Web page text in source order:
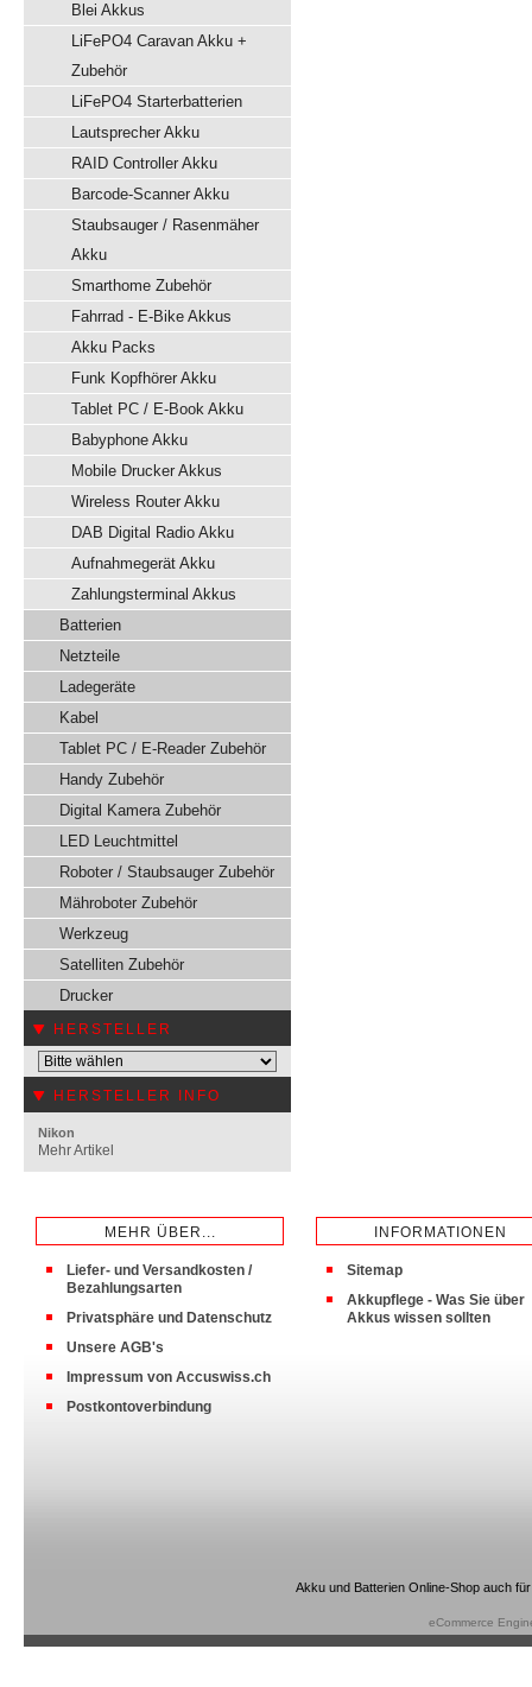
Blei Akkus
LiFePO4 Caravan Akku +
Zubehör
LiFePO4 Starterbatterien
Lautsprecher Akku
RAID Controller Akku
Barcode-Scanner Akku
Staubsauger / Rasenmäher
Akku
Smarthome Zubehör
Fahrrad - E-Bike Akkus
Akku Packs
Funk Kopfhörer Akku
Tablet PC / E-Book Akku
Babyphone Akku
Mobile Drucker Akkus
Wireless Router Akku
DAB Digital Radio Akku
Aufnahmegerät Akku
Zahlungsterminal Akkus
Batterien
Netzteile
Ladegeräte
Kabel
Tablet PC / E-Reader Zubehör
Handy Zubehör
Digital Kamera Zubehör
LED Leuchtmittel
Roboter / Staubsauger Zubehör
Mähroboter Zubehör
Werkzeug
Satelliten Zubehör
Drucker
HERSTELLER
HERSTELLER INFO
Nikon
Mehr Artikel
MEHR ÜBER...
Liefer- und Versandkosten /
Bezahlungsarten
Privatsphäre und Datenschutz
Unsere AGB's
Impressum von Accuswiss.ch
Postkontoverbindung
INFORMATIONEN
Sitemap
Akkupflege - Was Sie über
Akkus wissen sollten
Akku und Batterien Online-Shop auch
eCommerce